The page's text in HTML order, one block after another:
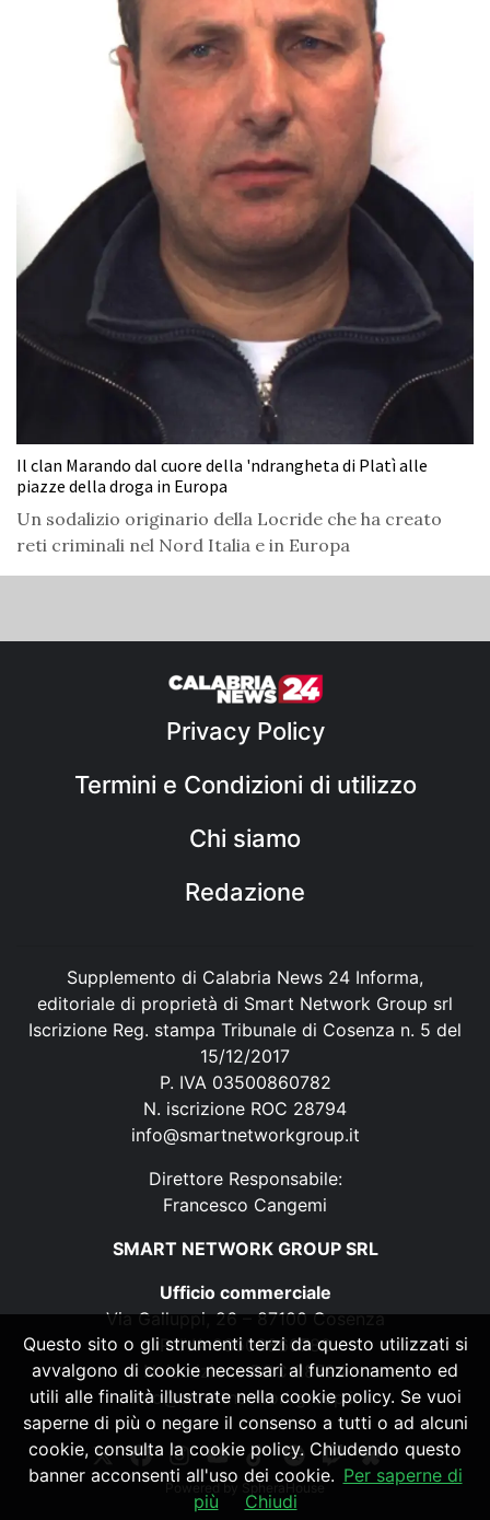
Il clan Marando dal cuore della 'ndrangheta di Platì alle
piazze della droga in Europa
Un sodalizio originario della Locride che ha creato
reti criminali nel Nord Italia e in Europa
Privacy Policy
Termini e Condizioni di utilizzo
Chi siamo
Redazione
Supplemento di Calabria News 24 Informa,
editoriale di proprietà di Smart Network Group srl
Iscrizione Reg. stampa Tribunale di Cosenza n. 5 del
15/12/2017
P. IVA 03500860782
N. iscrizione ROC 28794
info@smartnetworkgroup.it
Direttore Responsabile:
Francesco Cangemi
SMART NETWORK GROUP SRL
Ufficio commerciale
Via Galluppi, 26 – 87100 Cosenza
P. IVA 03500860782
N. iscrizione ROC 28794
info@smartnetworkgroup.it
Powered by SpheraHouse
Questo sito o gli strumenti terzi da questo utilizzati si
avvalgono di cookie necessari al funzionamento ed
utili alle finalità illustrate nella cookie policy. Se vuoi
saperne di più o negare il consenso a tutti o ad alcuni
cookie, consulta la cookie policy. Chiudendo questo
banner acconsenti all'uso dei cookie. Per saperne di
più
Chiudi